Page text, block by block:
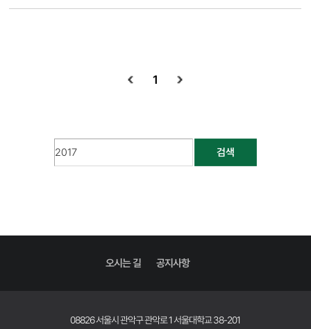
1
검색
오시는 길 공지사항
08826 서울시 관악구 관악로 1 서울대학교 38-201